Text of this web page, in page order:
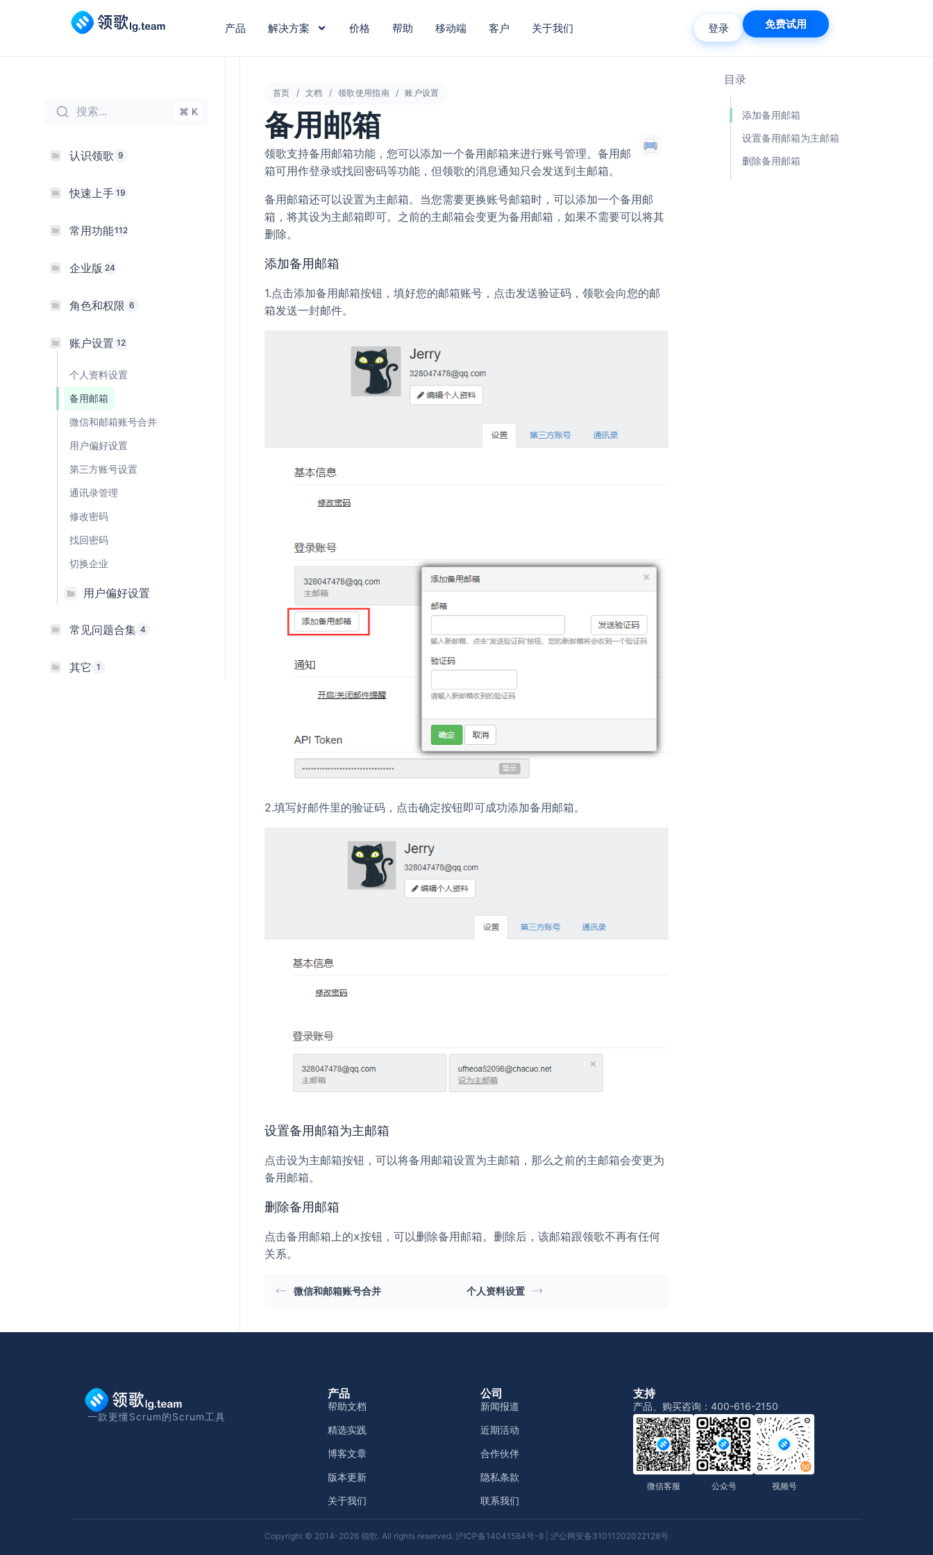
产品 解决方案 价格 帮助 移动端 客户 关于我们 登录 免费试用
搜索... ⌘ K
认识领歌 9
快速上手 19
常用功能112
企业版 24
角色和权限 6
账户设置 12
个人资料设置
备用邮箱
微信和邮箱账号合并
用户偏好设置
第三方账号设置
通讯录管理
修改密码
找回密码
切换企业
用户偏好设置
常见问题合集 4
其它 1
首页 文档 领歌使用指南 账户设置
备用邮箱
领歌支持备用邮箱功能，您可以添加一个备用邮箱来进行账号管理。备用邮
箱可用作登录或找回密码等功能，但领歌的消息通知只会发送到主邮箱。
备用邮箱还可以设置为主邮箱。当您需要更换账号邮箱时，可以添加一个备用邮
箱，将其设为主邮箱即可。之前的主邮箱会变更为备用邮箱，如果不需要可以将其
删除。
添加备用邮箱
1.点击添加备用邮箱按钮，填好您的邮箱账号，点击发送验证码 ，领歌会向您的邮
箱发送一封邮件。
2.填写好邮件里的验证码，点击确定按钮即可成功添加备用邮箱。
设置备用邮箱为主邮箱
点击设为主邮箱按钮，可以将备用邮箱设置为主邮箱，那么之前的主邮箱会变更为
备用邮箱。
删除备用邮箱
点击备用邮箱上的x按钮，可以删除备用邮箱。删除后，该邮箱跟领歌不再有任何
关系。
微信和邮箱账号合并 个人资料设置
目录
添加备用邮箱
设置备用邮箱为主邮箱
删除备用邮箱
一款更懂Scrum的Scrum工具
产品
帮助文档
精选实践
博客文章
版本更新
关于我们
公司
新闻报道
近期活动
合作伙伴
隐私条款
联系我们
支持
产品、购买咨询：400-616-2150
微信客服 公众号 视频号
Copyright © 2014-2026 领歌. All rights reserved. 沪ICP备14041584号-8 沪公网安备31011202022128号